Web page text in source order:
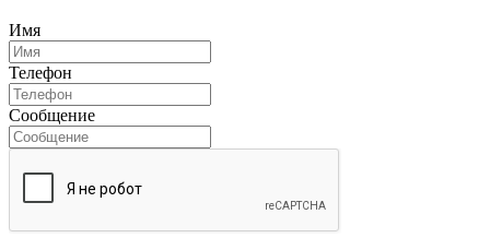
Имя
Телефон
Сообщение